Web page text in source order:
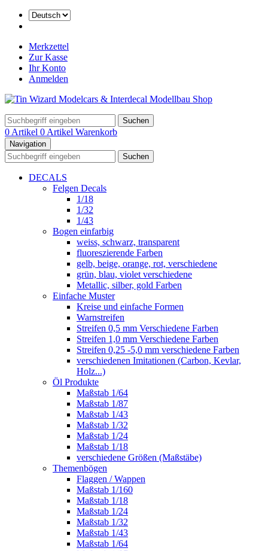
Merkzettel
Zur Kasse
Ihr Konto
Anmelden
Suchen
0 Artikel 0 Artikel Warenkorb
Navigation
Suchen
DECALS
Felgen Decals
1/18
1/32
1/43
Bogen einfarbig
weiss, schwarz, transparent
fluoreszierende Farben
gelb, beige, orange, rot, verschiedene
grün, blau, violet verschiedene
Metallic, silber, gold Farben
Einfache Muster
Kreise und einfache Formen
Warnstreifen
Streifen 0,5 mm Verschiedene Farben
Streifen 1,0 mm Verschiedene Farben
Streifen 0,25 -5,0 mm verschiedene Farben
verschiedenen Imitationen (Carbon, Kevlar,
Holz...)
Öl Produkte
Maßstab 1/64
Maßstab 1/87
Maßstab 1/43
Maßstab 1/32
Maßstab 1/24
Maßstab 1/18
verschiedene Größen (Maßstäbe)
Themenbögen
Flaggen / Wappen
Maßstab 1/160
Maßstab 1/18
Maßstab 1/24
Maßstab 1/32
Maßstab 1/43
Maßstab 1/64